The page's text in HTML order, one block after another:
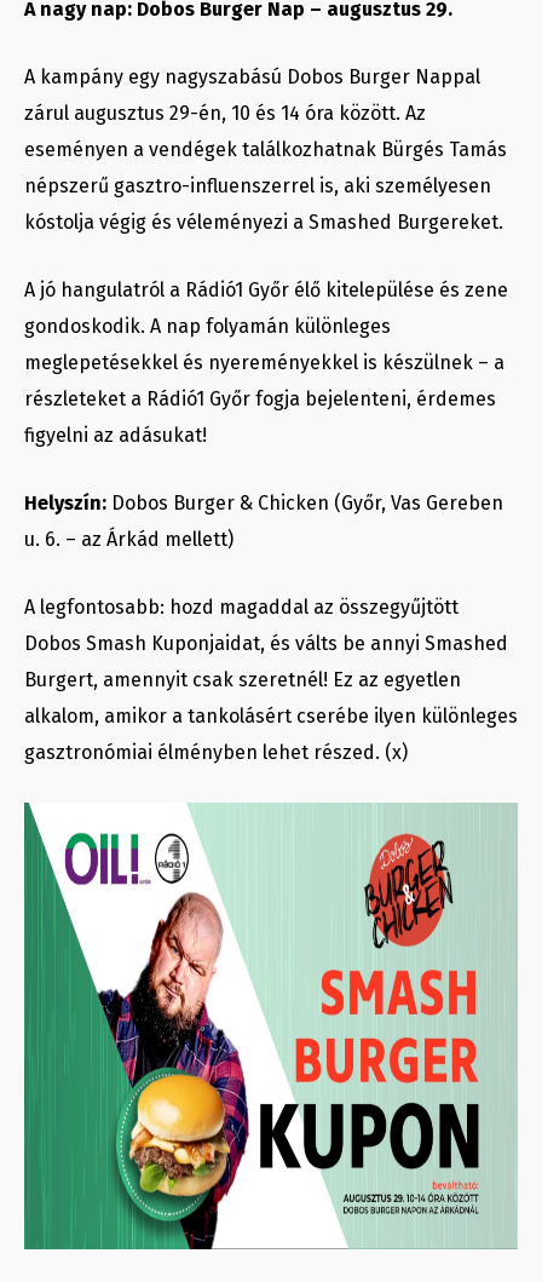
A nagy nap: Dobos Burger Nap – augusztus 29.
A kampány egy nagyszabású Dobos Burger Nappal
zárul augusztus 29-én, 10 és 14 óra között. Az
eseményen a vendégek találkozhatnak Bürgés Tamás
népszerű gasztro-influenszerrel is, aki személyesen
kóstolja végig és véleményezi a Smashed Burgereket.
A jó hangulatról a Rádió1 Győr élő kitelepülése és zene
gondoskodik. A nap folyamán különleges
meglepetésekkel és nyereményekkel is készülnek – a
részleteket a Rádió1 Győr fogja bejelenteni, érdemes
figyelni az adásukat!
Helyszín: Dobos Burger & Chicken (Győr, Vas Gereben
u. 6. – az Árkád mellett)
A legfontosabb: hozd magaddal az összegyűjtött
Dobos Smash Kuponjaidat, és válts be annyi Smashed
Burgert, amennyit csak szeretnél! Ez az egyetlen
alkalom, amikor a tankolásért cserébe ilyen különleges
gasztronómiai élményben lehet részed. (x)